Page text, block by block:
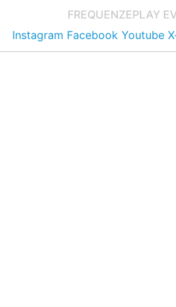
FREQUENZEPLAY
Instagram Facebook Youtube